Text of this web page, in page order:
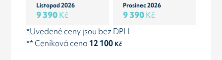
Listopad 2026
9 390Kč
Prosinec 2026
9 390Kč
*Uvedené ceny jsou bez DPH
** Ceníková cena 12 100Kč